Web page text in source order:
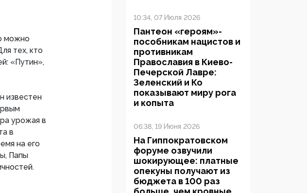
можно
тех, кто
«Путин»,
известен
урожая в
в
на его
Папы
10:34, 07 Июля 2026
Пантеон «героям»-
пособникам нацистов и
противникам
Православия в Киево-
Печерской Лавре:
Зеленский и Ко
показывают миру рога
и копыта
06:38, 19 Июня 2026
На Гиппократовском
форуме озвучили
шокирующее: платные
опекуны получают из
бюджета в 100 раз